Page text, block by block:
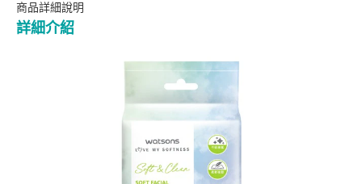
商品詳細說明
詳細介紹